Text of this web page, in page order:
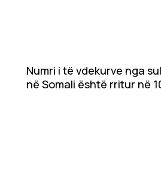
Numri i të vdekurve nga
në Somali është rritur në